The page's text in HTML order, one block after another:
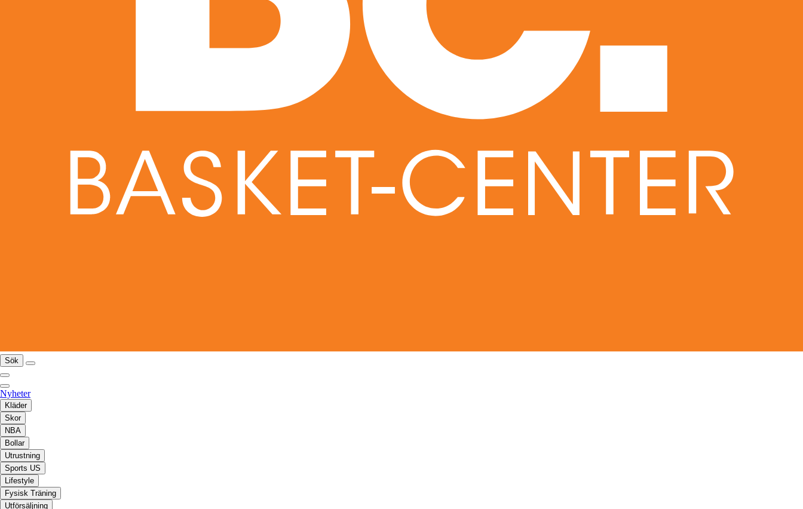
Sök
Nyheter
Kläder
Skor
NBA
Bollar
Utrustning
Sports US
Lifestyle
Fysisk Träning
Utförsäljning